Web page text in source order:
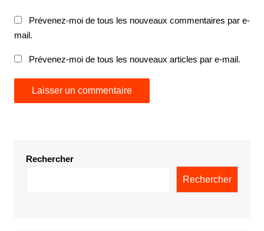
Prévenez-moi de tous les nouveaux commentaires par e-
mail.
Prévenez-moi de tous les nouveaux articles par e-mail.
Rechercher
Rechercher